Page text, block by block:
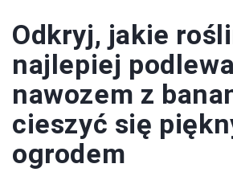
Odkryj, jakie
najlepiej
nawozem z
cieszyć się
ogrodem